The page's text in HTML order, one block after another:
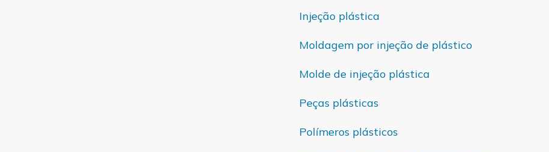
Injeção plástica
Moldagem por injeção de plástico
Molde de injeção plástica
Peças plásticas
Polímeros plásticos